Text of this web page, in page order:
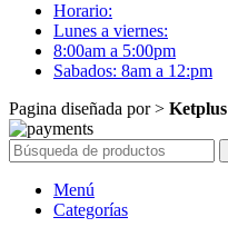
Horario:
Lunes a viernes:
8:00am a 5:00pm
Sabados: 8am a 12:pm
Pagina diseñada por > Ketplus
Menú
Categorías